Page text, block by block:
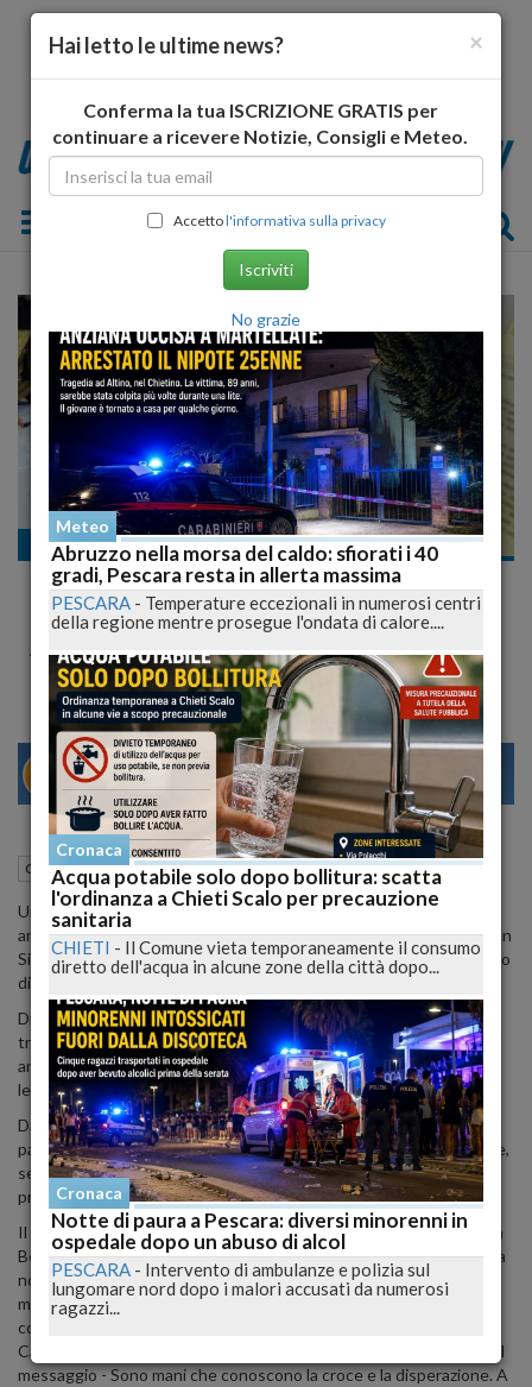
Toggle navigation
Cronaca nazionale
Don Carlo s'Impicca sul Campanile della
Parrocchia di San Simone. Tragedia
Annunciata
MILANO 29 31
Cronaca nazionale 02 Giugno 2015 07:14
Un sacerdote si è tolto la vita in chiesa a Livorno. Don Carlo, 54
anni, si è impiccato ieri mattina nel campanile della parrocchia di San
Simone, in via del Pastore, all'Ardenza. Il corpo del prete ormai privo
di vita è stato rinvenuto da un parrocchiano.
Di recente c'erano stati dei contrasti con la Curia per un
trasferimento di parrocchia che il sacerdote aveva contestato
anche davanti ai fedeli. Pare che don Carlo abbia lasciato una
lettera in cui spiegherebbe il motivo del suicidio.
Dal prossimo mese di luglio don Carlo avrebbe dovuto lasciare la
parrocchia di San Simone per un'altra chiesa livornese. Il sacerdote,
secondo quanto è stato riferito, non avrebbe gradito la decisione
presa dalla Curia diocesana.
Il vescovo di Livorno, monsignore Simone Giusti, oggi impegnato a
Bergamo con i responsabili dell'ufficio scuola della Diocesi, anche a
nome del clero e di tutta la Chiesa livornese ha inviato un
messaggio di cordoglio. "Con immenso dolore il vescovo e il
consiglio episcopale storditi, e stupiti, piangono la perdita di don
Carlo. Ora è nelle mani di Dio e quindi è in buone mani - si legge nel
messaggio - Sono mani che conoscono la croce e la disperazione. A
×
Hai letto le ultime news?
Conferma la tua ISCRIZIONE GRATIS per
continuare a ricevere Notizie, Consigli e Meteo.
Accettol'informativa sulla privacy
Iscriviti
No grazie
Meteo
Abruzzo nella morsa del caldo: sfiorati i 40
gradi, Pescara resta in allerta massima
PESCARA - Temperature eccezionali in numerosi centri
della regione mentre prosegue l'ondata di calore....
Cronaca
Acqua potabile solo dopo bollitura: scatta
l'ordinanza a Chieti Scalo per precauzione
sanitaria
CHIETI - Il Comune vieta temporaneamente il consumo
diretto dell'acqua in alcune zone della città dopo...
Cronaca
Notte di paura a Pescara: diversi minorenni in
ospedale dopo un abuso di alcol
PESCARA - Intervento di ambulanze e polizia sul
lungomare nord dopo i malori accusati da numerosi
ragazzi...